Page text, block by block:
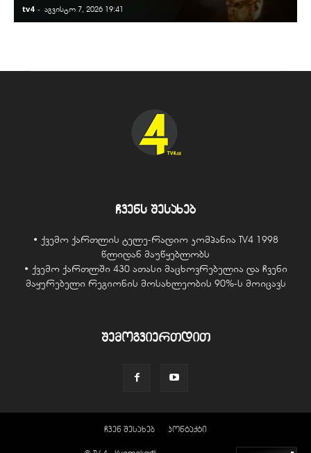
tv4 - აგვისტო 7, 2026 19:41
ჩვენს შესახებ
• ქვემო ქართლის ტელე-რადიო კომპანია TV4 1998
წლიდან მაუწყებლობს
• ქვემო ქართლში 430 ათასი მაცხოვრებელია და ჩვენი
მაყურებელი რეგიონის მოსახლეობის 90%-ს მოიცავს
შემოგვიერთდით
ჩვენ შესახებ კონტაქტი